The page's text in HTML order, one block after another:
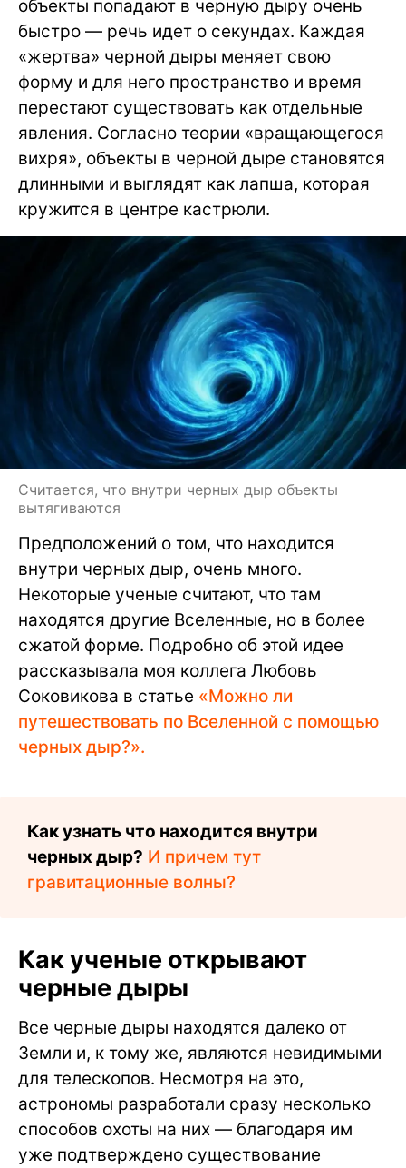
объекты попадают в черную дыру очень
быстро — речь идет о секундах. Каждая
«жертва» черной дыры меняет свою
форму и для него пространство и время
перестают существовать как отдельные
явления. Согласно теории «вращающегося
вихря», объекты в черной дыре становятся
длинными и выглядят как лапша, которая
кружится в центре кастрюли.
Считается, что внутри черных дыр объекты
вытягиваются
Предположений о том, что находится
внутри черных дыр, очень много.
Некоторые ученые считают, что там
находятся другие Вселенные, но в более
сжатой форме. Подробно об этой идее
рассказывала моя коллега Любовь
Соковикова в статье «Можно ли
путешествовать по Вселенной с помощью
черных дыр?».
Как узнать что находится внутри
черных дыр? И причем тут
гравитационные волны?
Как ученые открывают
черные дыры
Все черные дыры находятся далеко от
Земли и, к тому же, являются невидимыми
для телескопов. Несмотря на это,
астрономы разработали сразу несколько
способов охоты на них — благодаря им
уже подтверждено существование